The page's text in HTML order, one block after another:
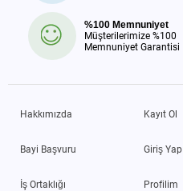
%100 Memnuniyet
Müşterilerimize %100
Memnuniyet Garantisi
Hakkımızda
Bayi Başvuru
İş Ortaklığı
Kayıt Ol
Giriş Yap
Profilim